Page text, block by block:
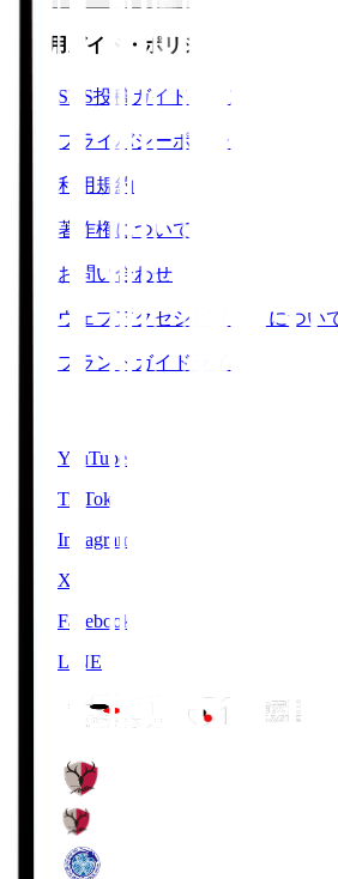
ご利用ガイド・ポリシー
SNS投稿ガイドライン
プライバシーポリシー
利用規約
著作権について
お問い合わせ
ウェブアクセシビリティについて
ブランドガイドライン
YouTube
TikTok
Instagram
X
Facebook
LINE